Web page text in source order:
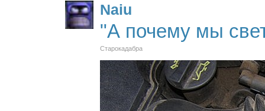
Naiu
"А почему мы
Старокадабра